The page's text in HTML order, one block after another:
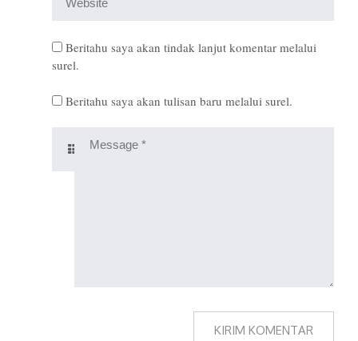
Beritahu saya akan tindak lanjut komentar melalui
surel.
Beritahu saya akan tulisan baru melalui surel.